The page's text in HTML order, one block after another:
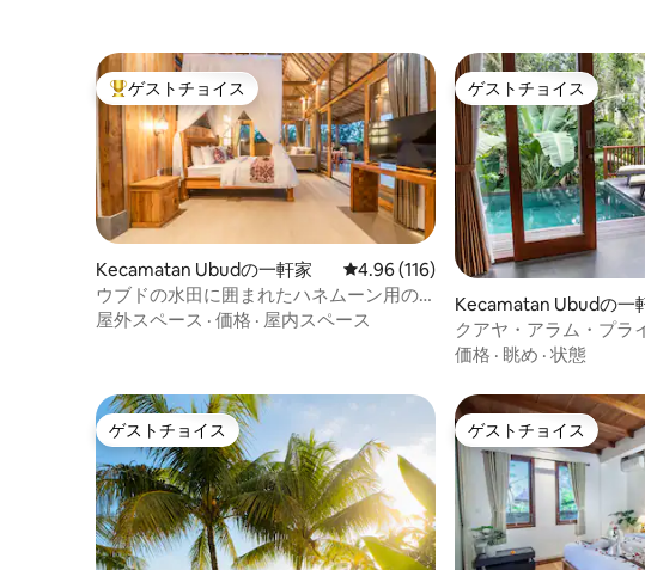
大好評のゲストチョイスです。
ゲストチョイス
Kecamatan Ubudの一軒家 レビュー116件、5つ星中4.96つ星の
4.96 (116)
ウブドの水田に囲まれたハネムーン用の
木造の家
屋外スペース · 価格 · 屋内スペース
ゲストチョイス
ゲストチョイス
Kecamatan Ubudの一
クアヤ・アラム・プラ
ヴィラ
価格 · 眺め · 状態
ゲストチョイス
ゲストチョイス ゲストチョイス
ゲストチョイス